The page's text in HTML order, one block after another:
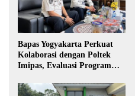
Bapas Yogyakarta Perkuat
Kolaborasi dengan Poltek
Imipas, Evaluasi Program